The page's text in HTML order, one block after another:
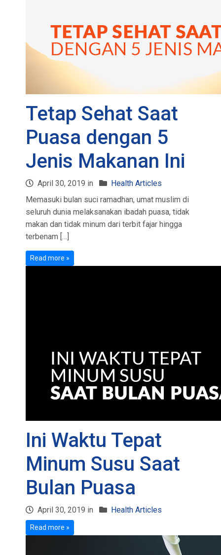
Tetap Sehat Saat
Puasa dengan 5
Jenis Makanan Ini
April 30, 2019 in
Health Articles
Memasuki bulan suci ramadhan, umat muslim di
seluruh dunia melaksanakan ibadah puasa, tidak
makan dan tidak minum dari terbit fajar hingga
terbenam […]
Read more »
Ini Waktu Tepat
Minum Susu Saat
Bulan Puasa
April 30, 2019 in Health Articles
Read more »